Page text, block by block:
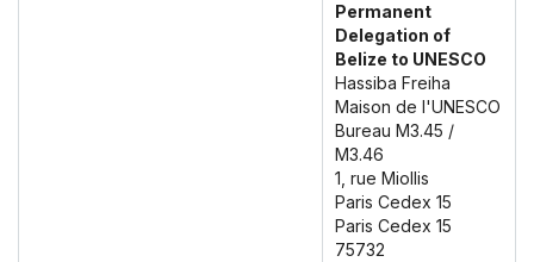
Permanent
Delegation of
Belize to UNESCO
Hassiba Freiha
Maison de l'UNESCO
Bureau M3.45 /
M3.46
1, rue Miollis
Paris Cedex 15
Paris Cedex 15
75732